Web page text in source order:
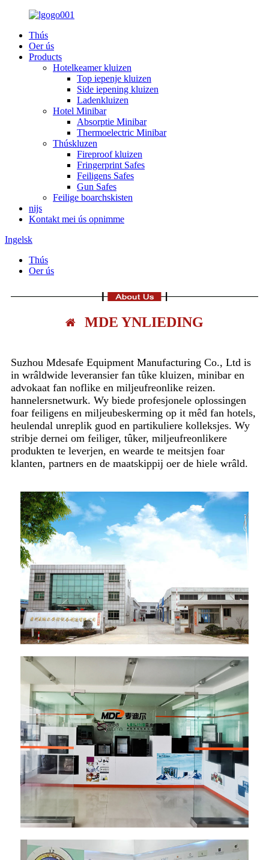
Thús
Oer ús
Products
Hotelkeamer kluizen
Top iepenje kluizen
Side iepening kluizen
Ladenkluizen
Hotel Minibar
Absorptie Minibar
Thermoelectric Minibar
Thúskluzen
Fireproof kluizen
Fringerprint Safes
Feiligens Safes
Gun Safes
Feilige boarchskisten
nijs
Kontakt mei ús opnimme
Ingelsk
Thús
Oer ús
MDE YNLIEDING
Suzhou Mdesafe Equipment Manufacturing Co., Ltd is
in wrâldwide leveransier fan tûke kluizen, minibar en
advokaat fan noflike en miljeufreonlike reizen.
hannelersnetwurk. Wy biede profesjonele oplossingen
foar feiligens en miljeubeskerming op it mêd fan hotels,
heulendal unreplik guod en partikuliere kolleksjes. Wy
stribje dernei om feiliger, tûker, miljeufreonlikere
produkten te leverjen, en wearde te meitsjen foar
klanten, partners en de maatskippij oer de hiele wrâld.